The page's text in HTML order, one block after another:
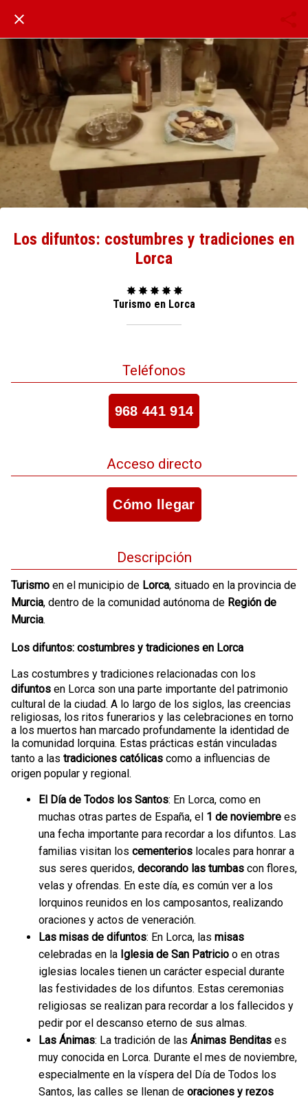
Los difuntos: costumbres y tradiciones en
Lorca
✸ ✸ ✸ ✸ ✸
Turismo en Lorca
Teléfonos
968 441 914
Acceso directo
Cómo llegar
Descripción
Turismo en el municipio de Lorca, situado en la provincia de
Murcia, dentro de la comunidad autónoma de Región de
Murcia.
Los difuntos: costumbres y tradiciones en Lorca
Las costumbres y tradiciones relacionadas con los
difuntos en Lorca son una parte importante del patrimonio
cultural de la ciudad. A lo largo de los siglos, las creencias
religiosas, los ritos funerarios y las celebraciones en torno
a los muertos han marcado profundamente la identidad de
la comunidad lorquina. Estas prácticas están vinculadas
tanto a las tradiciones católicas como a influencias de
origen popular y regional.
El Día de Todos los Santos: En Lorca, como en
muchas otras partes de España, el 1 de noviembre es
una fecha importante para recordar a los difuntos. Las
familias visitan los cementerios locales para honrar a
sus seres queridos, decorando las tumbas con flores,
velas y ofrendas. En este día, es común ver a los
lorquinos reunidos en los camposantos, realizando
oraciones y actos de veneración.
Las misas de difuntos: En Lorca, las misas
celebradas en la Iglesia de San Patricio o en otras
iglesias locales tienen un carácter especial durante
las festividades de los difuntos. Estas ceremonias
religiosas se realizan para recordar a los fallecidos y
pedir por el descanso eterno de sus almas.
Las Ánimas: La tradición de las Ánimas Benditas es
muy conocida en Lorca. Durante el mes de noviembre,
especialmente en la víspera del Día de Todos los
Santos, las calles se llenan de oraciones y rezos